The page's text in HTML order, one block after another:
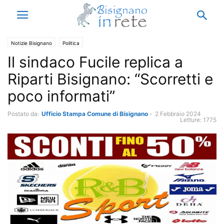
Notizie Bisignano Politica
Il sindaco Fucile replica a
Riparti Bisignano: “Scorretti e
poco informati”
Postato da: Ufficio Stampa Comune di Bisignano - 2 Febbraio 2024
Letture: 1775